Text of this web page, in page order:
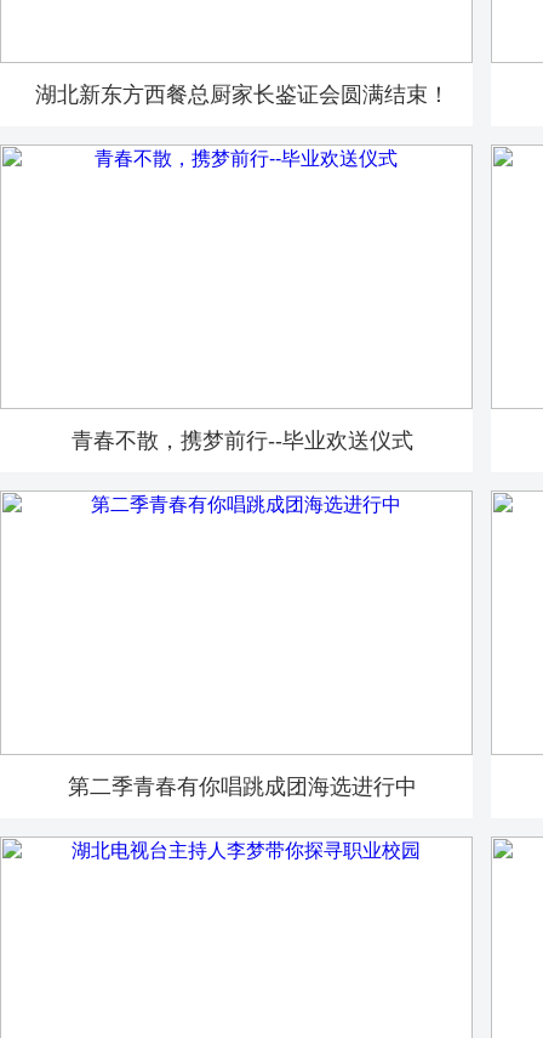
湖北新东方西餐总厨家长鉴证会圆满结束！
青春不散，携梦前行--毕业欢送仪式
第二季青春有你唱跳成团海选进行中